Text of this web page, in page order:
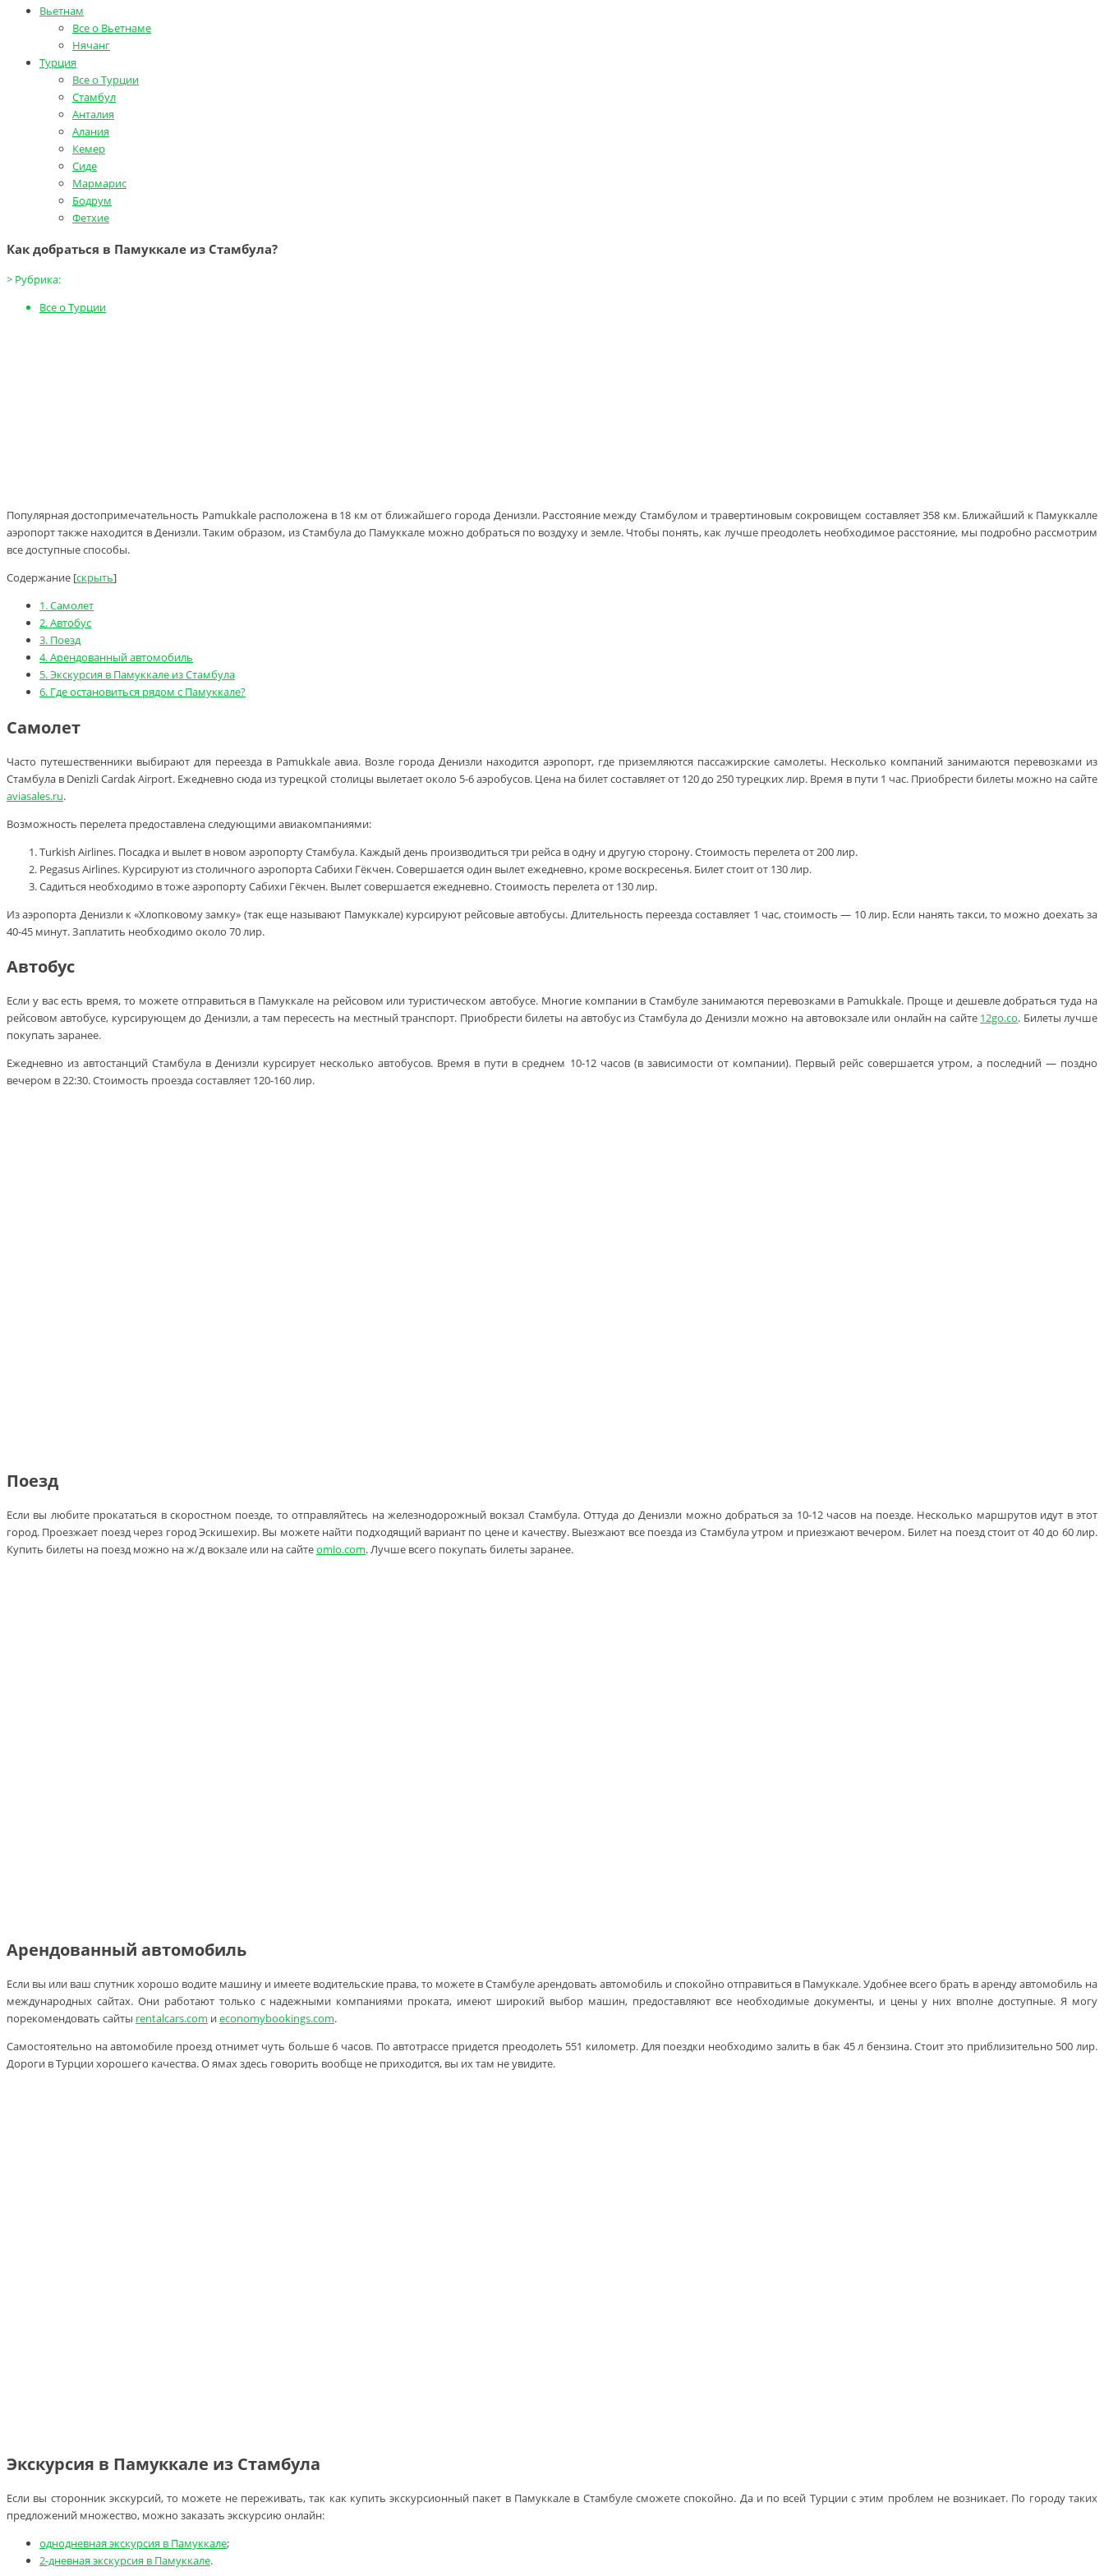
Вьетнам
Все о Вьетнаме
Нячанг
Турция
Все о Турции
Стамбул
Анталия
Алания
Кемер
Сиде
Мармарис
Бодрум
Фетхие
Как добраться в Памуккале из Стамбула?
> Рубрика:
Все о Турции
Популярная достопримечательность Pamukkale расположена в 18 км от ближайшего города Денизли. Расстояние между Стамбулом и травертиновым сокровищем составляет 358 км. Ближайший к Памуккалле
аэропорт также находится в Денизли. Таким образом, из Стамбула до Памуккале можно добраться по воздуху и земле. Чтобы понять, как лучше преодолеть необходимое расстояние, мы подробно рассмотрим
все доступные способы.
Содержание [скрыть]
1.Самолет
2.Автобус
3. Поезд
4.Арендованный автомобиль
5.Экскурсия в Памуккале из Стамбула
6. Где остановиться рядом с Памуккале?
Самолет
Часто путешественники выбирают для переезда в Pamukkale авиа. Возле города Денизли находится аэропорт, где приземляются пассажирские самолеты. Несколько компаний занимаются перевозками из
Стамбула в Denizli Cardak Airport. Ежедневно сюда из турецкой столицы вылетает около 5-6 аэробусов. Цена на билет составляет от 120 до 250 турецких лир. Время в пути 1 час. Приобрести билеты можно на сайте
aviasales.ru.
Возможность перелета предоставлена следующими авиакомпаниями:
Turkish Airlines. Посадка и вылет в новом аэропорту Стамбула. Каждый день производиться три рейса в одну и другую сторону. Стоимость перелета от 200 лир.
Pegasus Airlines. Курсируют из столичного аэропорта Сабихи Гёкчен. Совершается один вылет ежедневно, кроме воскресенья. Билет стоит от 130 лир.
Садиться необходимо в тоже аэропорту Сабихи Гёкчен. Вылет совершается ежедневно. Стоимость перелета от 130 лир.
Из аэропорта Денизли к «Хлопковому замку» (так еще называют Памуккале) курсируют рейсовые автобусы. Длительность переезда составляет 1 час, стоимость — 10 лир. Если нанять такси, то можно доехать за
40-45 минут. Заплатить необходимо около 70 лир.
Автобус
Если у вас есть время, то можете отправиться в Памуккале на рейсовом или туристическом автобусе. Многие компании в Стамбуле занимаются перевозками в Pamukkale. Проще и дешевле добраться туда на
рейсовом автобусе, курсирующем до Денизли, а там пересесть на местный транспорт. Приобрести билеты на автобус из Стамбула до Денизли можно на автовокзале или онлайн на сайте 12go.co. Билеты лучше
покупать заранее.
Ежедневно из автостанций Стамбула в Денизли курсирует несколько автобусов. Время в пути в среднем 10-12 часов (в зависимости от компании). Первый рейс совершается утром, а последний — поздно
вечером в 22:30. Стоимость проезда составляет 120-160 лир.
Поезд
Если вы любите прокататься в скоростном поезде, то отправляйтесь на железнодорожный вокзал Стамбула. Оттуда до Денизли можно добраться за 10-12 часов на поезде. Несколько маршрутов идут в этот
город. Проезжает поезд через город Эскишехир. Вы можете найти подходящий вариант по цене и качеству. Выезжают все поезда из Стамбула утром и приезжают вечером. Билет на поезд стоит от 40 до 60 лир.
Купить билеты на поезд можно на ж/д вокзале или на сайтеomio.com. Лучше всего покупать билеты заранее.
Арендованный автомобиль
Если вы или ваш спутник хорошо водите машину и имеете водительские права, то можете в Стамбуле арендовать автомобиль и спокойно отправиться в Памуккале. Удобнее всего брать в аренду автомобиль на
международных сайтах. Они работают только с надежными компаниями проката, имеют широкий выбор машин, предоставляют все необходимые документы, и цены у них вполне доступные. Я могу
порекомендовать сайты rentalcars.com иeconomybookings.com.
Самостоятельно на автомобиле проезд отнимет чуть больше 6 часов. По автотрассе придется преодолеть 551 километр. Для поездки необходимо залить в бак 45 л бензина. Стоит это приблизительно 500 лир.
Дороги в Турции хорошего качества. О ямах здесь говорить вообще не приходится, вы их там не увидите.
Экскурсия в Памуккале из Стамбула
Если вы сторонник экскурсий, то можете не переживать, так как купить экскурсионный пакет в Памуккале в Стамбуле сможете спокойно. Да и по всей Турции с этим проблем не возникает. По городу таких
предложений множество, можно заказать экскурсию онлайн:
однодневная экскурсия в Памуккале;
2-дневная экскурсия в Памуккале.